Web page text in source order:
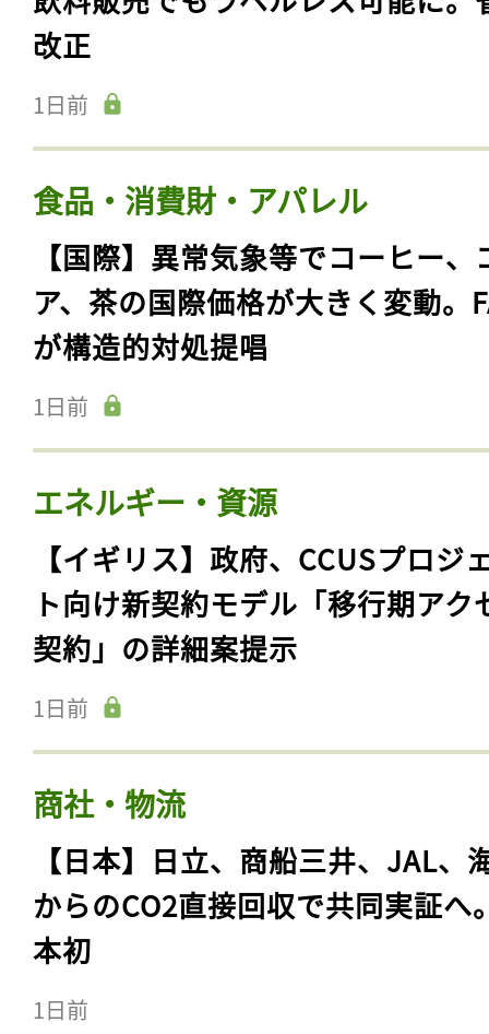
改正
1日前
食品・消費財・アパレル
【国際】異常気象等でコーヒー、
ア、茶の国際価格が大きく変動。
が構造的対処提唱
1日前
エネルギー・資源
【イギリス】政府、CCUSプロジ
ト向け新契約モデル「移行期アク
契約」の詳細案提示
1日前
商社・物流
【日本】日立、商船三井、JAL、
からのCO2直接回収で共同実証へ
本初
1日前